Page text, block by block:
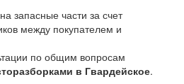
запасные части за счет
между покупателем и
по общим вопросам
в Гвардейское.